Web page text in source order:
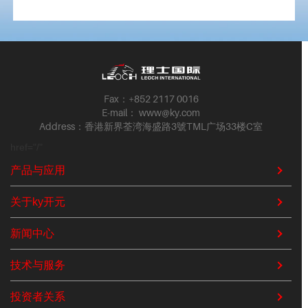
Fax：+852 2117 0016
E-mail： www@ky.com
Address：香港新界荃湾海盛路3號TML广场33楼C室
产品与应用
关于ky开元
新闻中心
技术与服务
投资者关系